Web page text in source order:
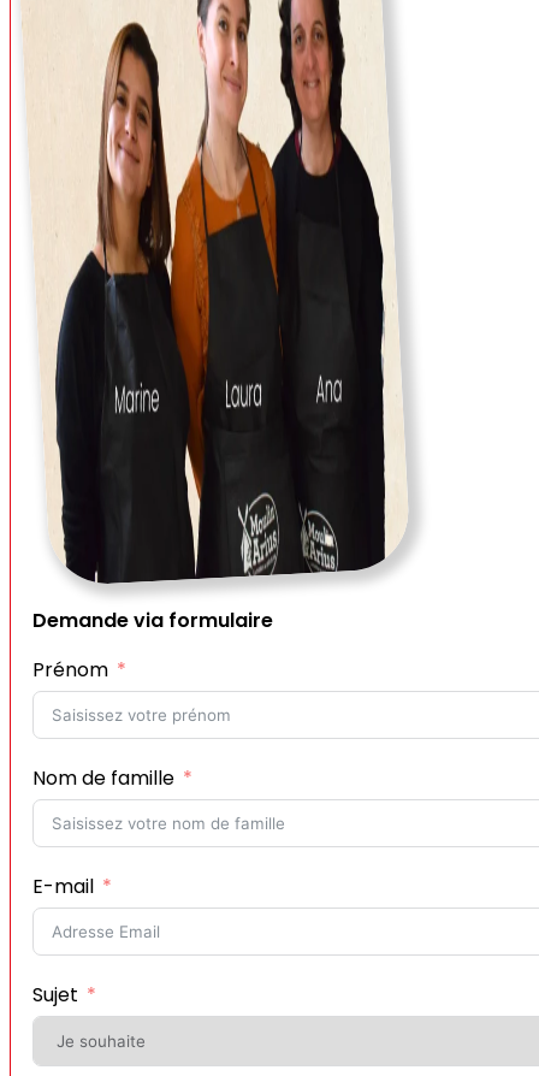
Demande via formulaire
Prénom
Nom de famille
E-mail
Sujet